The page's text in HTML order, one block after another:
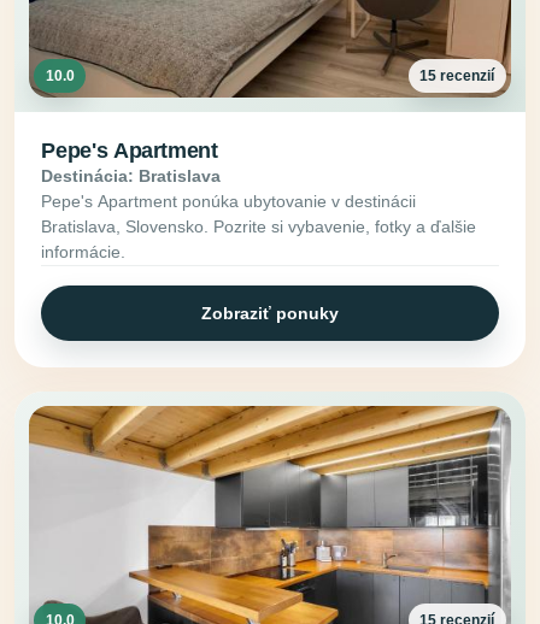
10.0 15 recenzií
Pepe's Apartment
Destinácia: Bratislava
Pepe's Apartment ponúka ubytovanie v destinácii
Bratislava, Slovensko. Pozrite si vybavenie, fotky a ďalšie
informácie.
Zobraziť ponuky